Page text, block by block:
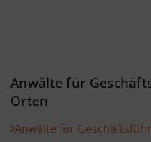
Anwälte für
Orten
Anwälte für